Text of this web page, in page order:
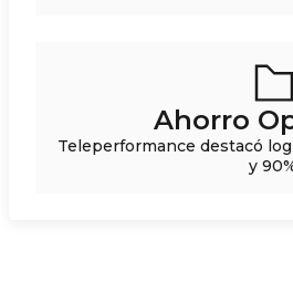
Ahorro
Teleperformance destacó
y